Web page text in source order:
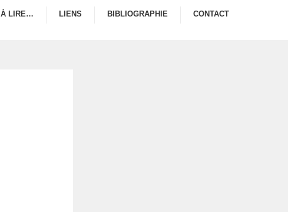
À LIRE… LIENS BIBLIO­GRA­PHIE CONTAC­­T